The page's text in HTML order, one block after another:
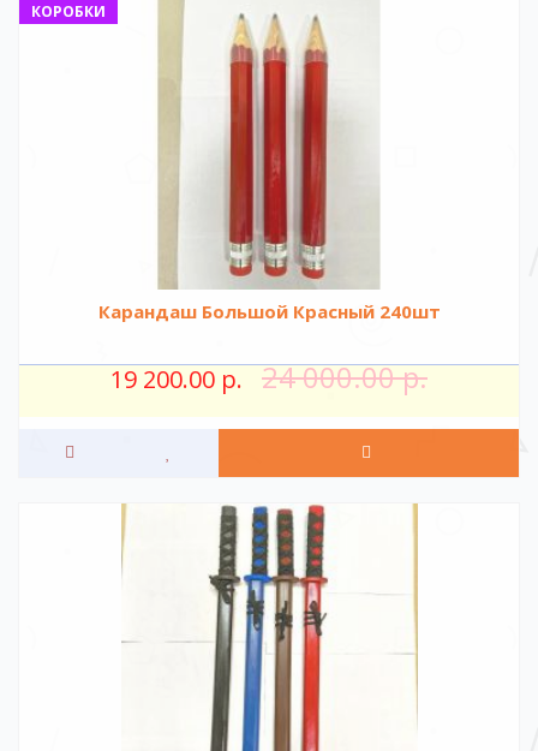
КОРОБКИ
Карандаш Большой Красный 240шт
19 200.00 р. 24 000.00 р.